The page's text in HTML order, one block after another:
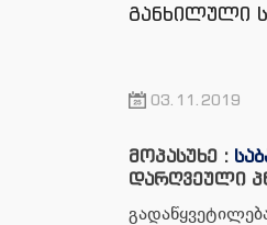
განხილული
03.11.2019
მოპასუხე :
დარღვეული